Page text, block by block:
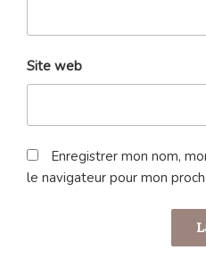
Site web
Enregistrer mon nom,
le navigateur pour mon